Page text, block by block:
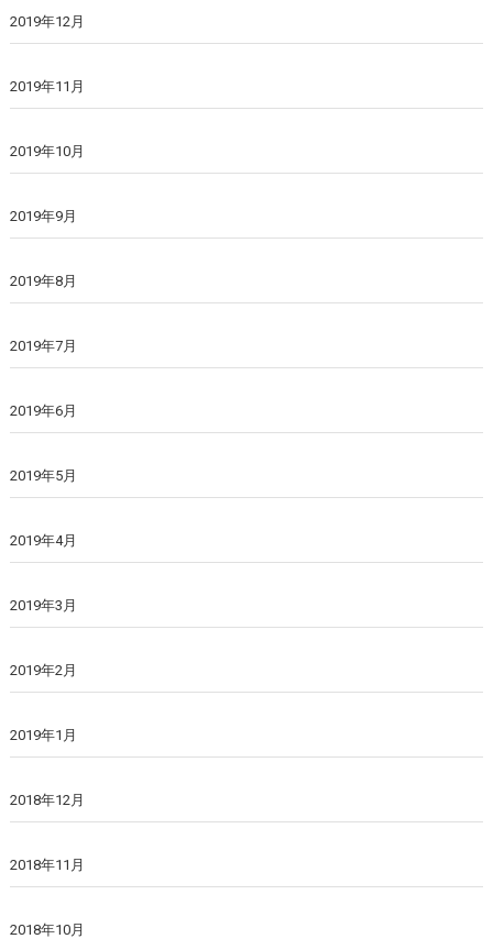
2019年12月
2019年11月
2019年10月
2019年9月
2019年8月
2019年7月
2019年6月
2019年5月
2019年4月
2019年3月
2019年2月
2019年1月
2018年12月
2018年11月
2018年10月